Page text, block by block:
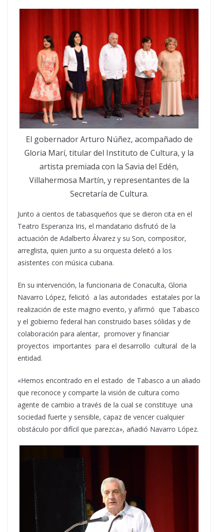
El gobernador Arturo Núñez, acompañado de
Gloria Marí, titular del Instituto de Cultura, y la
artista premiada con la Savia del Edén,
Villahermosa Martín, y representantes de la
Secretaría de Cultura.
Junto a cientos de tabasqueños que se dieron cita en el
Teatro Esperanza Iris, el mandatario disfrutó de la
actuación de Adalberto Álvarez y su Son, compositor,
arreglista, quien junto a su orquesta deleitó a los
asistentes con música cubana.
En su intervención, la funcionaria de Conaculta, Gloria
Navarro López, felicitó a las autoridades estatales por la
realización de este magno evento, y afirmó que Tabasco
y el gobierno federal han construido bases sólidas y de
colaboración para alentar, promover y financiar
proyectos importantes para el desarrollo cultural de la
entidad.
«Hemos encontrado en el estado de Tabasco a un aliado
que reconoce y comparte la visión de cultura como
agente de cambio a través de la cual se constituye una
sociedad fuerte y sensible, capaz de vencer cualquier
obstáculo por difícil que parezca», añadió Navarro López.